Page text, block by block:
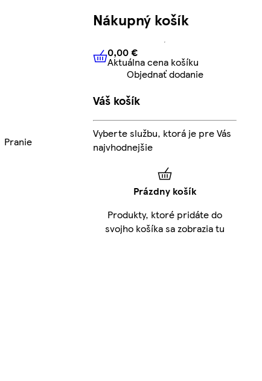
Pranie
Nákupný košík
0,00 € Aktuálna cena košíku
0,00 €
Aktuálna cena košíku
Objednať dodanie
Váš košík
Vyberte službu, ktorá je pre Vás
najvhodnejšie
Prázdny košík
Produkty, ktoré pridáte do
svojho košíka sa zobrazia tu